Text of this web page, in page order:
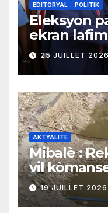
EDITORYAL POLITIK
Eleksyon
ekran
echèk
25 JUILLET 2026
AKTYALITE
Mibalè :
vil
yo
19 JUILLET 2026